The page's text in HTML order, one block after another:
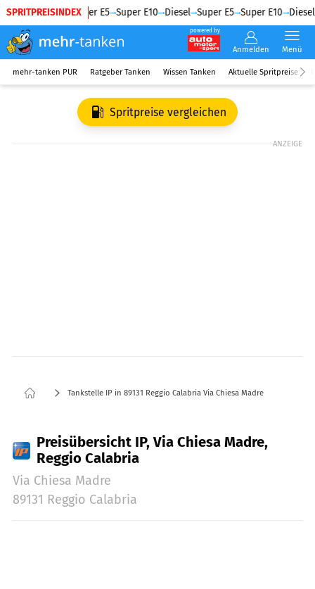
SPRITPREISINDEX
Diesel Super E5 Super E10 Diesel Super E5 Super E10 Diesel
powered by
Anmelden Menü
mehr-tanken PUR Ratgeber Tanken Wissen Tanken Aktuelle Spritpreise
Spritpreise vergleichen
ANZEIGE
Tankstelle IP in 89131 Reggio Calabria Via Chiesa Madre
Preisübersicht IP, Via Chiesa Madre,
Reggio Calabria
Via Chiesa Madre
89131 Reggio Calabria